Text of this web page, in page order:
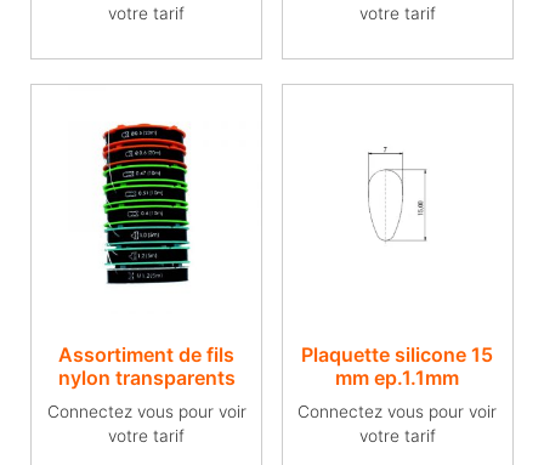
votre tarif
votre tarif
Assortiment de fils
nylon transparents
Connectez vous pour voir
votre tarif
Plaquette silicone 15
mm ep.1.1mm
Connectez vous pour voir
votre tarif